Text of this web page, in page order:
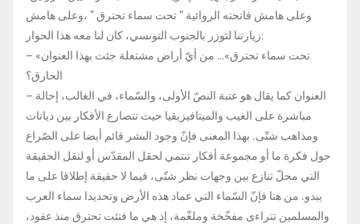
وعلى هامش فاتحته الروائية “ تحت سماء تحترق “ ،وعلى هامش
زيارتنا لتوزر بالجنوب التونسي، كان لنا معه هذا الحوار:
– «تحت سماء تحترق»… من أيّ أراض مشتعلة جئت بهذا العنوان
الحارق؟
– العنوان كما يقال هو عتبة النصّ الأولى، والسّماء، في الغالب، إحالة
مباشرة على الغيب والميتافيزيقيا حيث تتصارع الأفكار بين ديانات
ومذاهب شتّى. بهذا المعنى فإنّ وجود البشر قائم أيضا على الصّراع
حول فكرة ما أو مجموعة أفكار تنتمي لحقل المقدّس أو لنقل الحقيقة
التي محلّ تنازع بين وجهات نظر شتّى، فيما لا حقيقة إطلاقا على ما
يبدو. من هنا فإنّ السّماء التي عماد هذه الأرض وتحديدا سماء العرب
والمسلمين تتراءى مفخّخة وملغّمة، إذ هي ما فتئت تحترق منذ عقود،